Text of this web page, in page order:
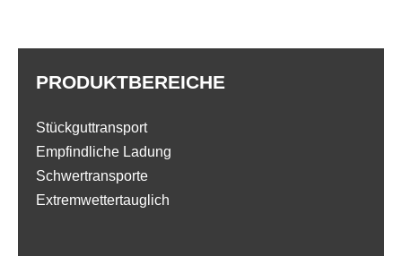
PRODUKTBEREICHE
Stückguttransport
Empfindliche Ladung
Schwertransporte
Extremwettertauglich